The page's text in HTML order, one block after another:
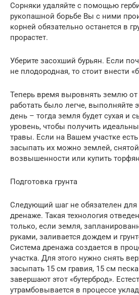
Сорняки удаляйте с помощью
рукопашной борьбе Вы с ними
корней обязательно останется в
прорастет.
Уберите засохший бурьян. Если
не плодородная, то стоит внести
Теперь время выровнять землю
работать было легче, выполняйте
день – тогда земля будет сухая и
уровень, чтобы получить
травы. Если на Вашем участке
засыпать их можно землей,
возвышенности или купить
Подготовка грунта
Следующий шаг не обязателен для
дренаже. Такая технология
только, если земля,
руками, заливается дождем и
Система дренажа создается в
участка. Для этого нужно снять
засыпать 15 см гравия, 15 см
завершают этот «бутерброд».
утрамбовывается в процессе